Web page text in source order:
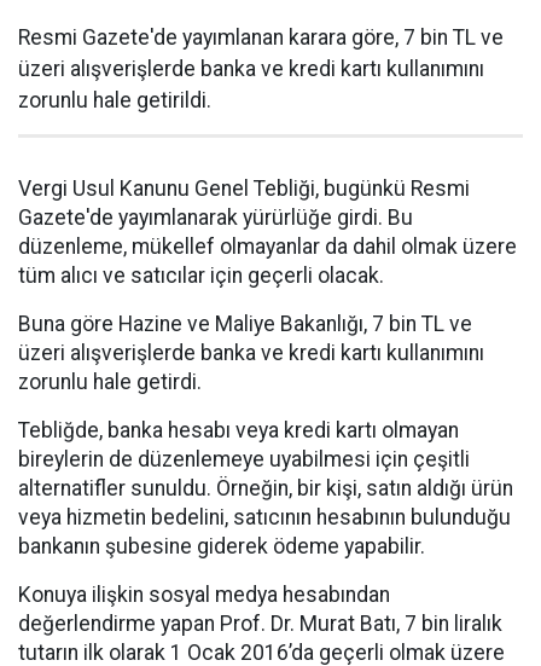
Resmi Gazete'de yayımlanan karara göre, 7 bin TL ve
üzeri alışverişlerde banka ve kredi kartı kullanımını
zorunlu hale getirildi.
Vergi Usul Kanunu Genel Tebliği, bugünkü Resmi
Gazete'de yayımlanarak yürürlüğe girdi. Bu
düzenleme, mükellef olmayanlar da dahil olmak üzere
tüm alıcı ve satıcılar için geçerli olacak.
Buna göre Hazine ve Maliye Bakanlığı, 7 bin TL ve
üzeri alışverişlerde banka ve kredi kartı kullanımını
zorunlu hale getirdi.
Tebliğde, banka hesabı veya kredi kartı olmayan
bireylerin de düzenlemeye uyabilmesi için çeşitli
alternatifler sunuldu. Örneğin, bir kişi, satın aldığı ürün
veya hizmetin bedelini, satıcının hesabının bulunduğu
bankanın şubesine giderek ödeme yapabilir.
Konuya ilişkin sosyal medya hesabından
değerlendirme yapan Prof. Dr. Murat Batı, 7 bin liralık
tutarın ilk olarak 1 Ocak 2016’da geçerli olmak üzere